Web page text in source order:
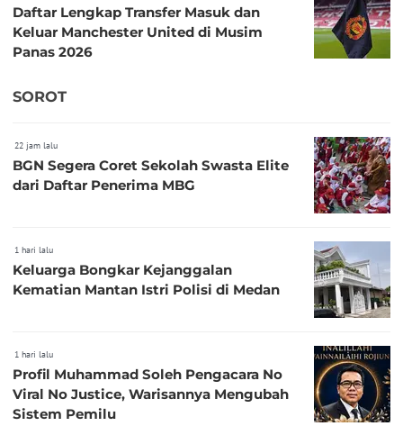
Daftar Lengkap Transfer Masuk dan
Keluar Manchester United di Musim
Panas 2026
SOROT
22 jam lalu
BGN Segera Coret Sekolah Swasta Elite
dari Daftar Penerima MBG
1 hari lalu
Keluarga Bongkar Kejanggalan
Kematian Mantan Istri Polisi di Medan
1 hari lalu
Profil Muhammad Soleh Pengacara No
Viral No Justice, Warisannya Mengubah
Sistem Pemilu